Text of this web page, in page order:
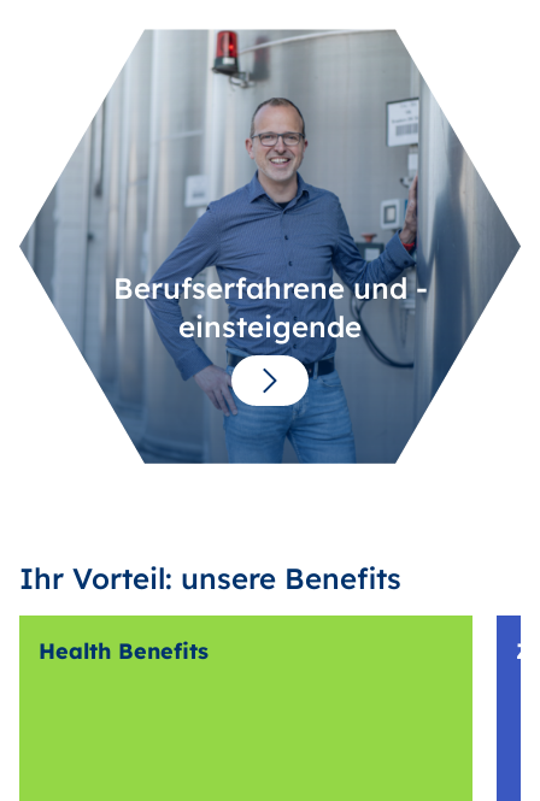
Berufserfahrene und -
einsteigende
Ihr Vorteil: unsere Benefits
Health Benefits